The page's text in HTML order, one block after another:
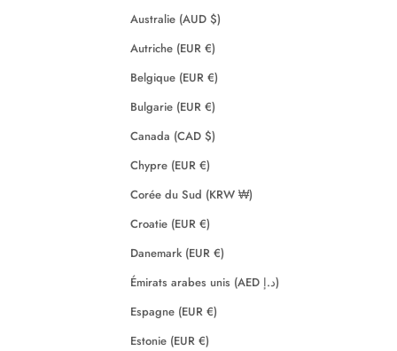
Australie (AUD $)
Autriche (EUR €)
Belgique (EUR €)
Bulgarie (EUR €)
Canada (CAD $)
Chypre (EUR €)
Corée du Sud (KRW ₩)
Croatie (EUR €)
Danemark (EUR €)
Émirats arabes unis (AED د.إ)
Espagne (EUR €)
Estonie (EUR €)